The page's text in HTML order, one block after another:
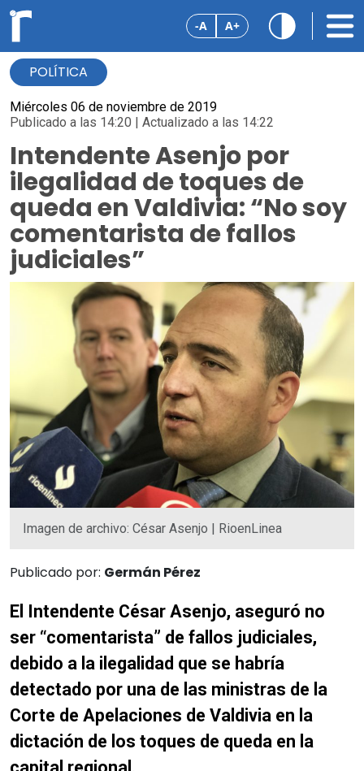
-A A+
POLÍTICA
Miércoles 06 de noviembre de 2019
Publicado a las 14:20 | Actualizado a las 14:22
Intendente Asenjo por
ilegalidad de toques de
queda en Valdivia: “No soy
comentarista de fallos
judiciales”
Imagen de archivo: César Asenjo | RioenLinea
Publicado por: Germán Pérez
El Intendente César Asenjo, aseguró no
ser “comentarista” de fallos judiciales,
debido a la ilegalidad que se habría
detectado por una de las ministras de la
Corte de Apelaciones de Valdivia en la
dictación de los toques de queda en la